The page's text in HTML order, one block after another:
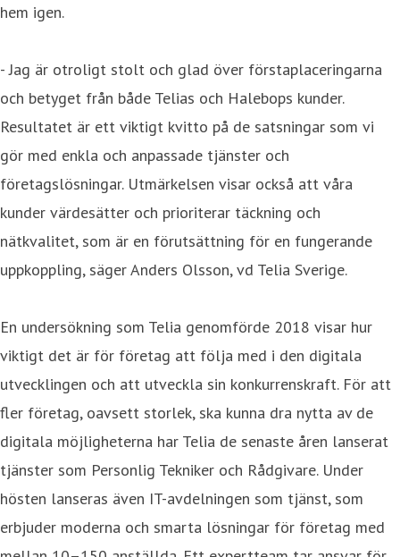
hem igen.
- Jag är otroligt stolt och glad över förstaplaceringarna
och betyget från både Telias och Halebops kunder.
Resultatet är ett viktigt kvitto på de satsningar som vi
gör med enkla och anpassade tjänster och
företagslösningar. Utmärkelsen visar också att våra
kunder värdesätter och prioriterar täckning och
nätkvalitet, som är en förutsättning för en fungerande
uppkoppling, säger Anders Olsson, vd Telia Sverige.
En undersökning som Telia genomförde 2018 visar hur
viktigt det är för företag att följa med i den digitala
utvecklingen och att utveckla sin konkurrenskraft. För att
fler företag, oavsett storlek, ska kunna dra nytta av de
digitala möjligheterna har Telia de senaste åren lanserat
tjänster som Personlig Tekniker och Rådgivare. Under
hösten lanseras även IT-avdelningen som tjänst, som
erbjuder moderna och smarta lösningar för företag med